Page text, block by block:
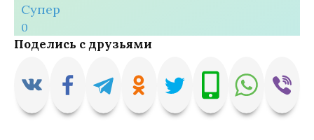
Супер
0
Поделись с друзьями